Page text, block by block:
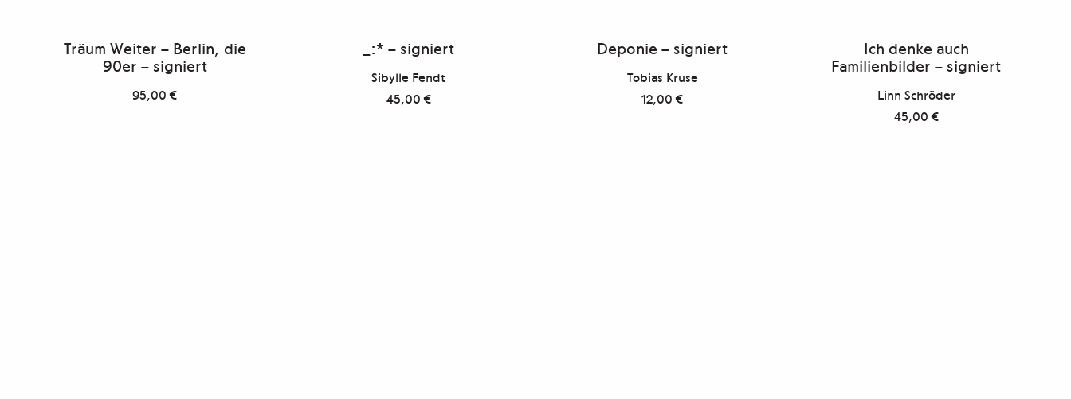
Träum Weiter – Berlin, die
90er – signiert
95,00€
_:* – signiert
Sibylle Fendt
45,00€
Deponie – signiert
Tobias Kruse
12,00€
Ich denke auch
Familienbilder – signiert
Linn Schröder
45,00€